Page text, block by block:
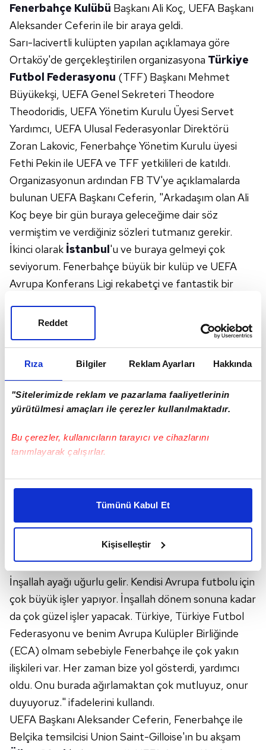
Rıza Bilgiler Reklam Ayarları Hakkında
"Sitelerimizde reklam ve pazarlama faaliyetlerinin
yürütülmesi amaçları ile çerezler kullanılmaktadır.
Bu çerezler, kullanıcıların tarayıcı ve cihazlarını
tanımlayarak çalışırlar.
Bu çerezlere izin vermeniz halinde sizlere özel
daha iyi reklam deneyimi yaşatabiliriz. Bunu yaparken
amacımızın size daha iyi bir reklam deneyimi sunmak
elimizden gelen çabayı gösterdiğimizi ve bu noktada,
kalemimiz olduğunu sizlere hatırlatmak isteriz.
Her halükârda, kullanıcılar, bu çerezlere izin vermedikleri
takdirde, kullanıcılara hedefli reklamlar
gösterilmeyecektir."
Sizlere daha iyi bir hizmet sunabilmek için İnternet
Sitemizde kendimize ve üçüncü kişilere ait çerezler
kullanılmaktadır. Bu çerezler vasıtasıyla çeşitli kişisel
verileriniz işlenmekte olup gerekli olan çerezler bilgi
toplumu hizmetlerinin sunulması amacıyla
kullanılmaktadır. Diğer çerezler, sitemizin daha işlevsel
Tümünü Kabul Et
Kişiselleştir
Reddet
Fenerbahçe Kulübü Başkanı Ali Koç, UEFA Başkanı
Aleksander Ceferin ile bir araya geldi.
Sarı-lacivertli kulüpten yapılan açıklamaya göre
Ortaköy'de gerçekleştirilen organizasyona Türkiye
Futbol Federasyonu (TFF) Başkanı Mehmet
Büyükekşi, UEFA Genel Sekreteri Theodore
Theodoridis, UEFA Yönetim Kurulu Üyesi Servet
Yardımcı, UEFA Ulusal Federasyonlar Direktörü
Zoran Lakovic, Fenerbahçe Yönetim Kurulu üyesi
Fethi Pekin ile UEFA ve TFF yetkilileri de katıldı.
Organizasyonun ardından FB TV'ye açıklamalarda
bulunan UEFA Başkanı Ceferin, "Arkadaşım olan Ali
Koç beye bir gün buraya geleceğime dair söz
vermiştim ve verdiğiniz sözleri tutmanız gerekir.
İkinci olarak İstanbul'u ve buraya gelmeyi çok
seviyorum. Fenerbahçe büyük bir kulüp ve UEFA
Avrupa Konferans Ligi rekabetçi ve fantastik bir
bekliyorum." diye konuştu.
Başkan Koç da Ceferin'in İstanbul'u çok sevdiğini
belirterek, "Üç yıldır, 'Gelip Fenerbahçe maçını
seyredeceğim.' diye sözü vardı, bugüne nasip oldu.
İnşallah ayağı uğurlu gelir. Kendisi Avrupa futbolu için
çok büyük işler yapıyor. İnşallah dönem sonuna kadar
da çok güzel işler yapacak. Türkiye, Türkiye Futbol
Federasyonu ve benim Avrupa Kulüpler Birliğinde
(ECA) olmam sebebiyle Fenerbahçe ile çok yakın
ilişkileri var. Her zaman bize yol gösterdi, yardımcı
oldu. Onu burada ağırlamaktan çok mutluyuz, onur
duyuyoruz." ifadelerini kullandı.
UEFA Başkanı Aleksander Ceferin, Fenerbahçe ile
Belçika temsilcisi Union Saint-Gilloise'ın bu akşam